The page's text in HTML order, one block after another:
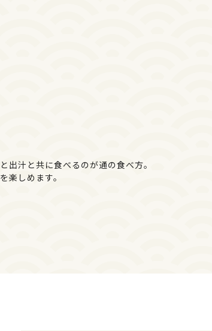
汁と共に食べるのが通の食べ方。
楽しめます。